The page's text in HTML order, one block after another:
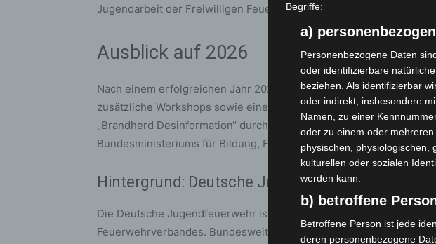
Jugendarbeit der Freiwilligen Feuerwehr und anderer
Ausblick auf 2026
Nach einem erfolgreichen Jahr 2025 soll das Projekt weiter
zusätzliche Workshops sowie eine Erweiterung der digitalen
„Brandherd Desinformation“ durch das Bundesprogramm
Bundesministeriums für Bildung, Familie, Senioren, Frauen und
Hintergrund: Deutsche Jugendfeuerwehr
Die Deutsche Jugendfeuerwehr ist die Gemeinschaft der Jugend
Feuerwehrverbandes. Bundesweit engagieren sich mehr als
Begriffe:
a)
Personenbezogene Daten
oder identifizierbare
beziehen. Als identifizierbar
oder indirekt, insbesondere
Namen, zu einer
oder zu einem oder
physischen, physiologischen,
kulturellen oder sozialen
werden kann.
b) betroffene
Betroffene Person ist jede
deren personenbezogene